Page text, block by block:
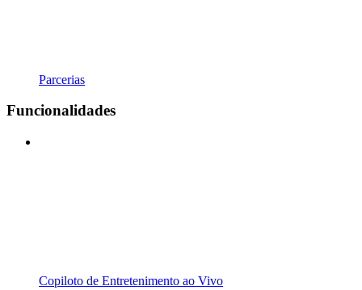
Parcerias
Funcionalidades
Copiloto de Entretenimento ao Vivo